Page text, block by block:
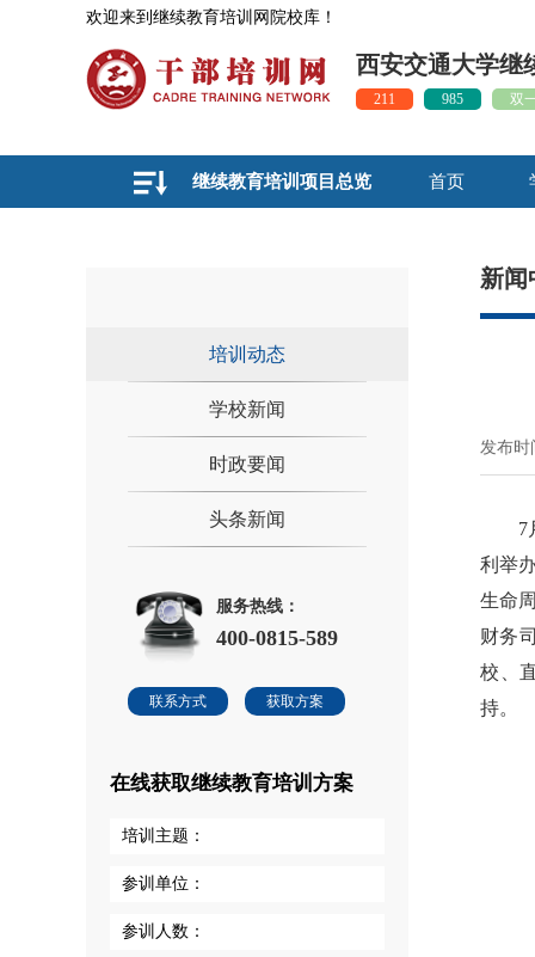
欢迎来到继续教育培训网院校库！
西安交通大学继
211 985 双
首页
继续教育培训项目总览
培训动态
学校新闻
时政要闻
头条新闻
服务热线：
400-0815-589
联系方式 获取方案
在线获取继续教育培训方案
培训主题：
参训单位：
参训人数：
新闻
发布
7
利举
生命
财务
校、
持。